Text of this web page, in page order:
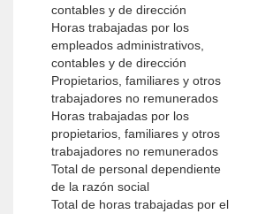
contables y de dirección
Horas trabajadas por los
empleados administrativos,
contables y de dirección
Propietarios, familiares y otros
trabajadores no remunerados
Horas trabajadas por los
propietarios, familiares y otros
trabajadores no remunerados
Total de personal dependiente
de la razón social
Total de horas trabajadas por el